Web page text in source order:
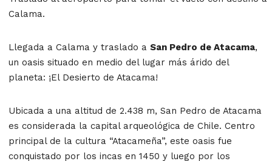
Calama.
Llegada a Calama y traslado a San Pedro de Atacama,
un oasis situado en medio del lugar más árido del
planeta: ¡El Desierto de Atacama!
Ubicada a una altitud de 2.438 m, San Pedro de Atacama
es considerada la capital arqueológica de Chile. Centro
principal de la cultura “Atacameña”, este oasis fue
conquistado por los incas en 1450 y luego por los